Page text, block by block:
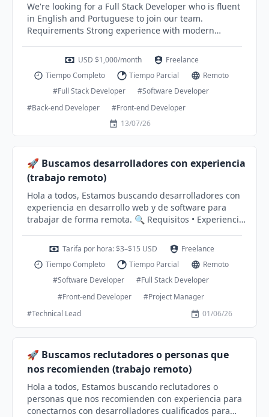
We're looking for a Full Stack Developer who is fluent
in English and Portuguese to join our team.
Requirements Strong experience with modern
similar Backend: Node.js, Python, or similar
Experience with REST APIs and databases
(PostgreSQL/MySQL) Familiarity with Git and cloud
platforms Good communication skills in both English
and Portuguese
USD $1,000/month
Freelance
Tiempo Completo
Tiempo Parcial
Remoto
#Full Stack Developer
#Software Developer
#Back-end Developer
#Front-end Developer
13/07/26
🚀 Buscamos desarrolladores con experiencia
(trabajo remoto)
Hola a todos, Estamos buscando desarrolladores con
experiencia en desarrollo web y de software para
trabajar de forma remota. 🔍 Requisitos • Experiencia
B2 o superior) • Profesionalismo y comodidad en
videollamadas • Excelentes habilidades de
comunicación y relaciones interpersonales 💰
Remuneración • Tarifa por hora: $3–$15 USD
(dependiendo de la experiencia, disponibilidad y
rendimiento) 🤝 Bono por recomendación • ¿Conoces
a alguien que podría encajar bien? Gana entre $20 y
$30 USD por cada candidato cualificado que se
incorpore. 📩 ¿Te interesa? Envíanos un mensaje en
inglés describiendo tu experiencia y disponibilidad.
Nos encantaría ponernos en contacto contigo y
compartir más detalles. 📞 Contacto • Telegram:
@happydev39 • WhatsApp: +57 315 ​​1436412
Tarifa por hora: $3–$15 USD
Freelance
Tiempo Completo
Tiempo Parcial
Remoto
#Software Developer
#Full Stack Developer
#Front-end Developer
#Project Manager
#Technical Lead
01/06/26
🚀 Buscamos reclutadores o personas que
nos recomienden (trabajo remoto)
Hola a todos, Estamos buscando reclutadores o
personas que nos recomienden con experiencia para
conectarnos con desarrolladores cualificados para